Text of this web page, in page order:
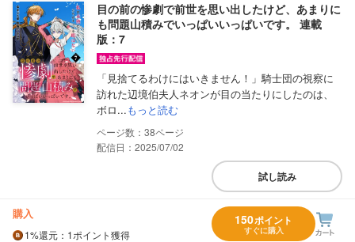
目の前の惨劇で前世を思い出したけど、あまりに
も問題山積みでいっぱいいっぱいです。 連載
版：7
「見捨てるわけにはいきません！」騎士団の視察に
訪れた辺境伯夫人ネオンが目の当たりにしたのは、
ボロ...もっと読む
38
配信日：2025/07/02
試し読み
購入
1%還元 ：1ポイント獲得
150ポイント
すぐに購入